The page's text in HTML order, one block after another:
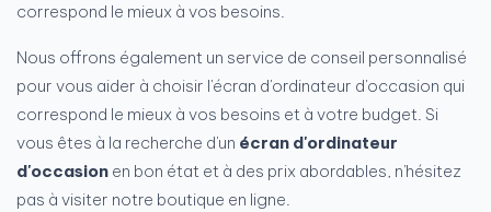
correspond le mieux à vos besoins.
Nous offrons également un service de conseil personnalisé
pour vous aider à choisir l'écran d'ordinateur d'occasion qui
correspond le mieux à vos besoins et à votre budget. Si
vous êtes à la recherche d'un écran d'ordinateur
d'occasion en bon état et à des prix abordables, n'hésitez
pas à visiter notre boutique en ligne.